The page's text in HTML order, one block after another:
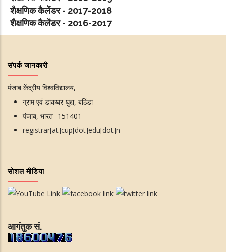
शैक्षणिक कैलेंडर - 2017-2018
शैक्षणिक कैलेंडर - 2016-2017
संपर्क जानकारी
पंजाब केंद्रीय विश्वविद्यालय,
ग्राम एवं डाकघर-घुद्दा, बठिंडा
पंजाब, भारत- 151401
registrar[at]cup[dot]edu[dot]n
सोशल मीडिया
आगंतुक सं.